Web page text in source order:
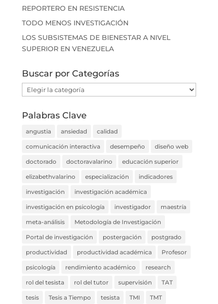
REPORTERO EN RESISTENCIA
TODO MENOS INVESTIGACIÓN
LOS SUBSISTEMAS DE BIENESTAR A NIVEL
SUPERIOR EN VENEZUELA
Buscar por Categorías
Buscar
por
Categorías
Palabras Clave
angustia ansiedad calidad
comunicación interactiva desempeño diseño web
doctorado doctoravalarino educación superior
elizabethvalarino especialización indicadores
investigación investigación académica
investigación en psicología investigador maestría
meta-análisis Metodología de Investigación
Portal de investigación postergación postgrado
productividad productividad académica Profesor
psicología rendimiento académico research
rol del tesista rol del tutor supervisión TAT
tesis Tesis a Tiempo tesista TMI TMT